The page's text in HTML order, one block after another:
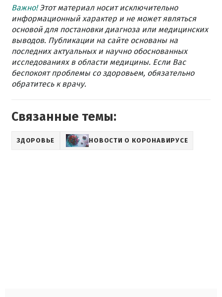
Важно!Этот материал носит исключительно
информационный характер и не может являться
основой для постановки диагноза или медицинских
выводов. Публикации на сайте основаны на
последних актуальных и научно обоснованных
исследованиях в области медицины. Если Вас
беспокоят проблемы со здоровьем, обязательно
обратитесь к врачу.
Связанные темы:
ЗДОРОВЬЕ НОВОСТИ О КОРОНАВИРУСЕ